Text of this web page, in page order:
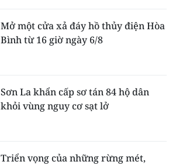
Mở một cửa xả đáy hồ thủy điện Hòa
Bình từ 16 giờ ngày 6/8
Sơn La khẩn cấp sơ tán 84 hộ dân
khỏi vùng nguy cơ sạt lở
Triển vọng của những rừng mét,